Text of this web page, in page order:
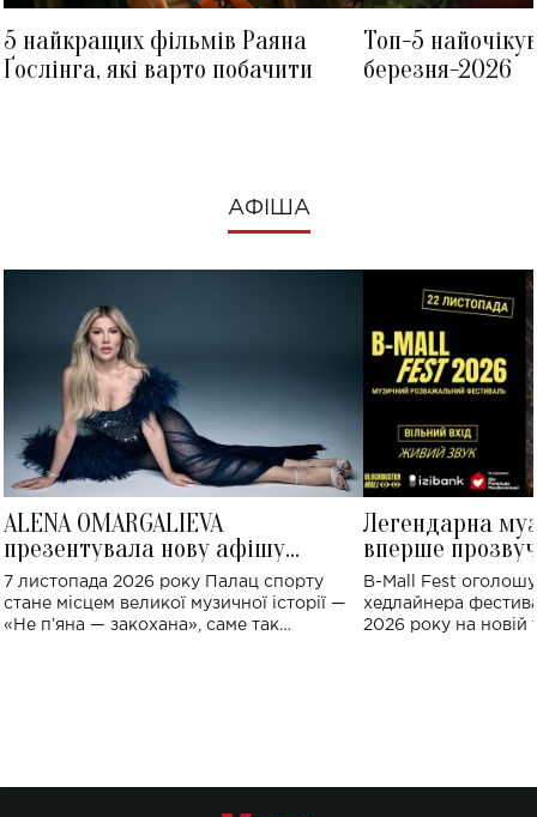
5 найкращих фільмів Раяна
Ґослінга, які варто побачити
Топ-5
березня-2026
АФІША
ALENA OMARGALIEVA
презентувала нову афішу
великого концерту в Палаці
спорту
7 листопада 2026 року Палац спорту
стане місцем великої музичної історії —
«Не пʼяна — закохана», саме так
Легендарна
вперше
Україні: де
B-Mall Fest
хедлайнера
2026 року на новій